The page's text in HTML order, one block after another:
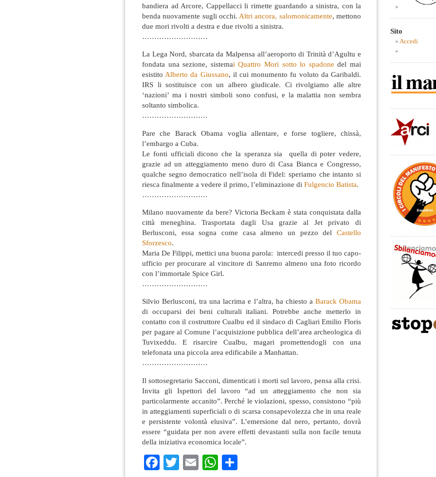
bandiera ad Arcore, Cappellacci li rimette guardando a sinistra, con la
benda nuovamente sugli occhi. Altri ancora, salomonicamente, mettono
due mori rivolti a destra e due rivolti a sinistra.
………………………
La Lega Nord, sbarcata da Malpensa all’aeroporto di Trinità d’Agultu e
fondata una sezione, sistemai Quattro Mori sotto lo spadone del mai
esistito Alberto da Giussano, il cui monumento fu voluto da Garibaldi.
IRS li sostituisce con un albero giudicale. Ci rivolgiamo alle altre
‘nazioni’ ma i nostri simboli sono confusi, e la malattia non sembra
soltanto simbolica.
………………………
Pare che Barack Obama voglia allentare, e forse togliere, chissà,
l’embargo a Cuba.
Le fonti ufficiali dicono che la speranza sia quella di poter vedere,
grazie ad un atteggiamento meno duro di Casa Bianca e Congresso,
qualche segno democratico nell’isola di Fidel: speriamo che intanto si
riesca finalmente a vedere il primo, l’eliminazione di Fulgencio Batista.
………………………
Milano nuovamente da bere? Victoria Beckam è stata conquistata dalla
città meneghina. Trasportata dagli Usa grazie al Jet privato di
Berlusconi, essa sogna come casa almeno un pezzo del Castello
Sforzesco.
Maria De Filippi, mettici una buona parola: intercedi presso il tuo capo-
ufficio per procurare al vincitore di Sanremo almeno una foto ricordo
con l’immortale Spice Girl.
………………………
Silvio Berlusconi, tra una lacrima e l’altra, ha chiesto a Barack Obama
di occuparsi dei beni culturali italiani. Potrebbe anche metterlo in
contatto con il costruttore Cualbu ed il sindaco di Cagliari Emilio Floris
per pagare al Comune l’acquisizione pubblica dell’area archeologica di
Tuvixeddu. E risarcire Cualbu, magari promettendogli con una
telefonata una piccola area edificabile a Manhattan.
………………………
Il sottosegretario Sacconi, dimenticati i morti sul lavoro, pensa alla crisi.
Invita gli Ispettori del lavoro “ad un atteggiamento che non sia
particolarmente accanito”. Perché le violazioni, spesso, consistono “più
in atteggiamenti superficiali o di scarsa consapevolezza che in una reale
e persistente volontà elusiva”. L’emersione dal nero, pertanto, dovrà
essere “guidata per non avere effetti devastanti sulla non facile tenuta
della iniziativa economica locale”.
Facebook
TwitterEmailWhatsApp
Sito
Accedi